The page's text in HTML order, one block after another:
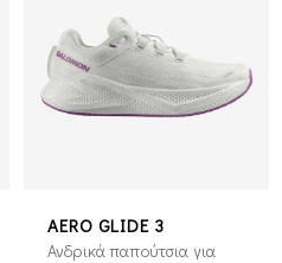
AERO GLIDE 3
Ανδρικά παπούτσια για